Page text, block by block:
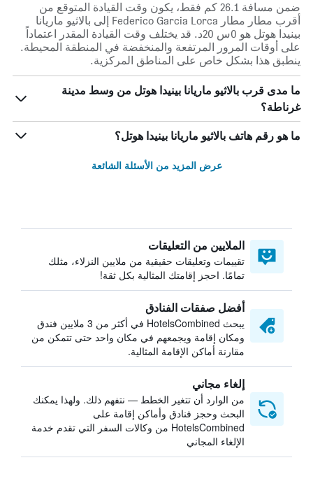
ضمن مسافة 26.1 كم فقط، يكون وقت القيادة المتوقع من
أقرب مطار مطار Federico Garcia Lorca إلى بالاثيو ماريانا
بينيدا هوتل هو 0س 20د. قد يختلف وقت القيادة المقدر اعتماداً
على أوقات المرور المرتفعة والمنخفضة في المنطقة المحيطة.
ينطبق هذا بشكل خاص على المناطق المركزية.
ما مدى قرب بالاثيو ماريانا بينيدا هوتل من وسط مدينة
غرناطة؟
ما هو رقم هاتف بالاثيو ماريانا بينيدا هوتل؟
عرض المزيد من الأسئلة الشائعة
الملايين من التعليقات
تقييمات وتعليقات حقيقية من ملايين النزلاء، مثلك
تمامًا. احجز إقامتك المثالية بكل ثقة!
أفضل صفقات الفنادق
يبحث HotelsCombined في أكثر من 3 ملايين فندق
ومكان إقامة ويجمعهم في مكان واحد حتى تتمكن من
مقارنة أماكن الإقامة المثالية.
إلغاء مجاني
من الوارد أن تتغير الخطط — نتفهم ذلك. ولهذا يمكنك
البحث وحجز فنادق وأماكن إقامة على
HotelsCombined من وكالات السفر التي تقدم خدمة
الإلغاء المجاني